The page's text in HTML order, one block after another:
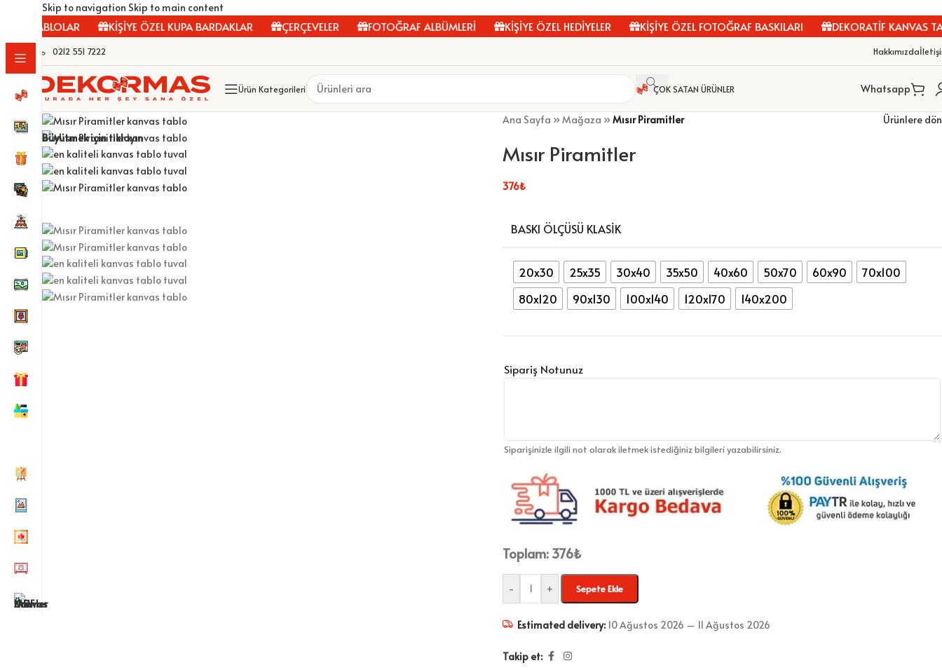
Skip to navigation Skip to main content
TABLOLAR KİŞİYE ÖZEL KUPA BARDAKLAR ÇERÇEVELER FOTOĞRAF ALBÜMLERİ KİŞİYE ÖZEL HEDİYELER KİŞİYE ÖZEL FOTOĞRAF BASKILARI DEKORATİF KANVAS
0212 551 7222 Hakkımızda
Ürün Kategorileri ÇOK SATAN ÜRÜNLER Whatsapp
Büyütmek için tıklayın
Ana Sayfa »Mağaza »Mısır Piramitler Ürünlere dön
Mısır Piramitler
376₺
BASKI ÖLÇÜSÜ KLASIK
20x30 25x35 30x40 35x50 40x60 50x70 60x90
70x100
80x120
90x130 100x140 120x170 140x200
Sipariş Notunuz
Siparişinizle ilgili not olarak iletmek istediğiniz bilgileri yazabilirsiniz.
Toplam: 376₺
- + Sepete Ekle
Estimated delivery: 10 Ağustos 2026 – 11 Ağustos 2026
Takip et: